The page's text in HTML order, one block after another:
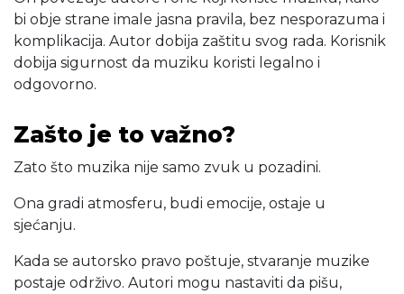
bi obje strane imale jasna pravila, bez nesporazuma i
komplikacija. Autor dobija zaštitu svog rada. Korisnik
dobija sigurnost da muziku koristi legalno i
odgovorno.
Zašto je to važno?
Zato što muzika nije samo zvuk u pozadini.
Ona gradi atmosferu, budi emocije, ostaje u
sjećanju.
Kada se autorsko pravo poštuje, stvaranje muzike
postaje održivo. Autori mogu nastaviti da pišu,